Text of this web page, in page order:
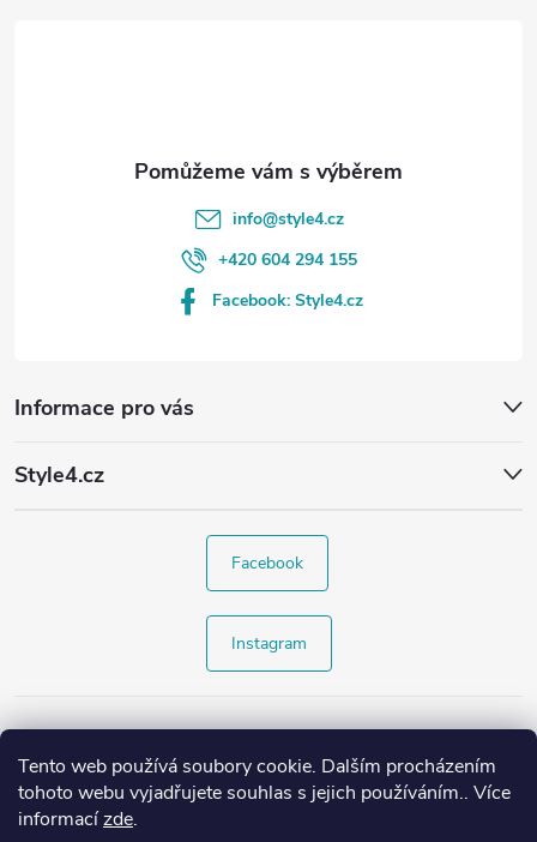
Tento web používá soubory cookie. Dalším procházením
tohoto webu vyjadřujete souhlas s jejich používáním.. Více
informacízde.
Informace pro vás
Style4.cz
info@style4.cz
+420 604 294 155
Facebook: Style4.cz
Facebook
Instagram